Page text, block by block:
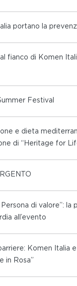
portano la
fianco di Komen
Festival
e dieta
di “Heritage for
di valore”: la
all’evento
Komen Italia e
in Rosa”